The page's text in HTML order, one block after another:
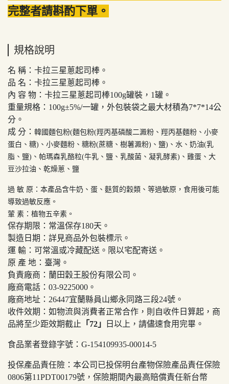
完整者請斟酌下單。
規格說明
名 稱：卡拉三星蔥起司棒。
品 名：卡拉三星蔥起司棒。
內 容 物：卡拉三星蔥起司棒100g罐裝，1罐。
重量規格：100g±5%/一罐，外包裝袋之最大材積為7*7*14公
分。
成 分： 韓國麵包粉(麵包粉(羥丙基磷酸二澱粉、羥丙基麵粉、小麥
蛋白、糖)、小麥麵粉、糖粉(蔗糖、樹薯澱粉)、鹽)、水、奶油(乳
脂、鹽)、帕瑪森乳酪粒(牛乳、鹽、乳酸菌、凝乳酵素)、雞蛋、大
豆沙拉油、乾燥蔥、鹽
過 敏 原：本產品含牛奶、蛋、麩質的穀類、等過敏原，食用後可能
導致過敏反應。
葷 素：植物五辛素。
保存期限：常溫保存180天。
製造日期：詳見商品外包裝標示。
運 輸：可常溫或冷藏配送。限以宅配寄送。
原 產 地：臺灣。
負責廠商：蘭田穀王股份有限公司。
廠商電話：03-9225000。
廠商地址：26447宜蘭縣員山鄉永同路三段24號。
收件效期：如物流與消費者正常合作，則自收件日算起，商
品將至少距效期截止 「72」 日以上，請儘速食用完畢。
食品業者登錄字號：G-154109935-00014-5
投保產品責任險：本公司已投保明台產物保險產品責任保險
0806第11PDT00179號，保險期間內最高賠償責任新台幣